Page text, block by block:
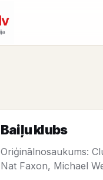
Baiļu klubs
Oriģinālnosaukums:
Nat Faxon, Michael